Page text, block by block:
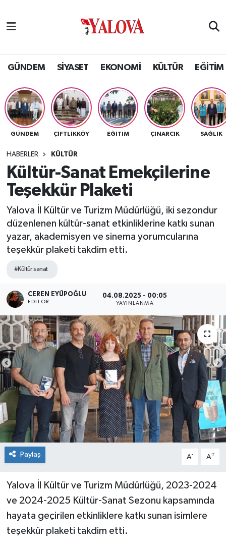
GÜNDEM SİYASET EKONOMİ KÜLTÜR EĞİTİM
GÜNDEM ÇİFTLİKKÖY EĞİTİM ÇINARCIK SAĞLIK
HABERLER KÜLTÜR
Kültür-Sanat Emekçilerine
Teşekkür Plaketi
Yalova İl Kültür ve Turizm Müdürlüğü, iki sezondur
düzenlenen kültür-sanat etkinliklerine katkı sunan
yazar, akademisyen ve sinema yorumcularına
teşekkür plaketi takdim etti.
#Kültür sanat
CEREN EYÜPOĞLU
EDITÖR
04.08.2025 - 00:05
YAYINLANMA
Paylaş A- A+
Yalova İl Kültür ve Turizm Müdürlüğü, 2023-2024
ve 2024-2025 Kültür-Sanat Sezonu kapsamında
hayata geçirilen etkinliklere katkı sunan isimlere
teşekkür plaketi takdim etti.
SİYASET
EKONOMİ
KÜLTÜR
BİLİM VE TEKNOLOJİ
ASAYİŞ
SAĞLIK
SPOR
ULUSAL
İLÇELERİMİZ
RESMİ İLAN
Yalova Nöbetçi Eczaneler
Yalova Hava Durumu
Yalova Namaz Vakitleri
Yalova Trafik Yoğunluk Haritası
Tüm Manşetler
Son Dakika Haberleri
Haber Arşivi